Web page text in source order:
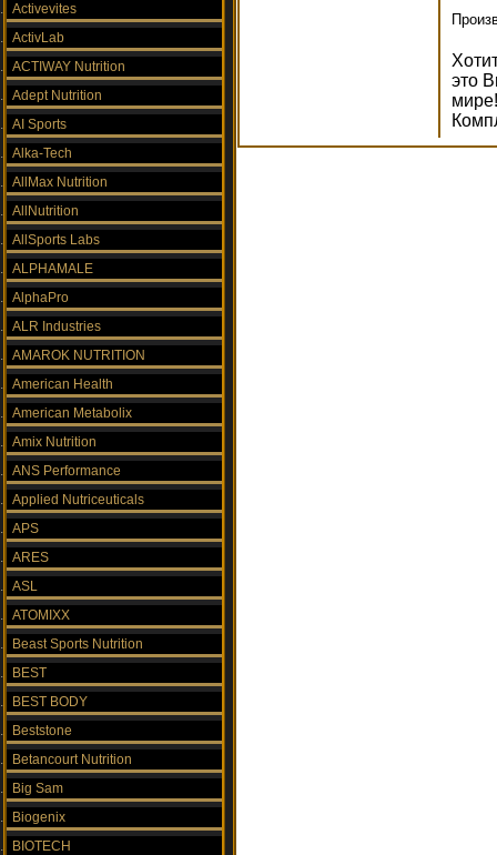
Activevites
ActivLab
ACTIWAY Nutrition
Adept Nutrition
AI Sports
Alka-Tech
AllMax Nutrition
AllNutrition
AllSports Labs
ALPHAMALE
AlphaPro
ALR Industries
AMAROK NUTRITION
American Health
American Metabolix
Amix Nutrition
ANS Performance
Applied Nutriceuticals
APS
ARES
ASL
ATOMIXX
Beast Sports Nutrition
BEST
BEST BODY
Beststone
Betancourt Nutrition
Big Sam
Biogenix
BIOTECH
это